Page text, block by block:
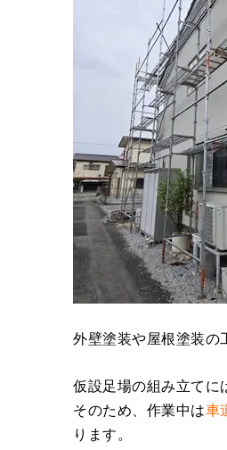
外壁塗装や屋根塗装の
仮設足場の組み立てに
そのため、作業中は車
ります。